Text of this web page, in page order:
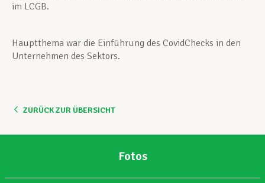
im LCGB.
Hauptthema war die Einführung des CovidChecks in den
Unternehmen des Sektors.
ZURÜCK ZUR ÜBERSICHT
Fotos